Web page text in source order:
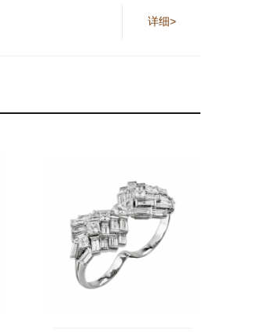
详细>